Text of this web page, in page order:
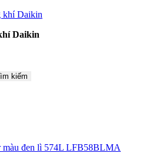
Daikin
kiếm
màu đen lì 574L LFB58BLMA